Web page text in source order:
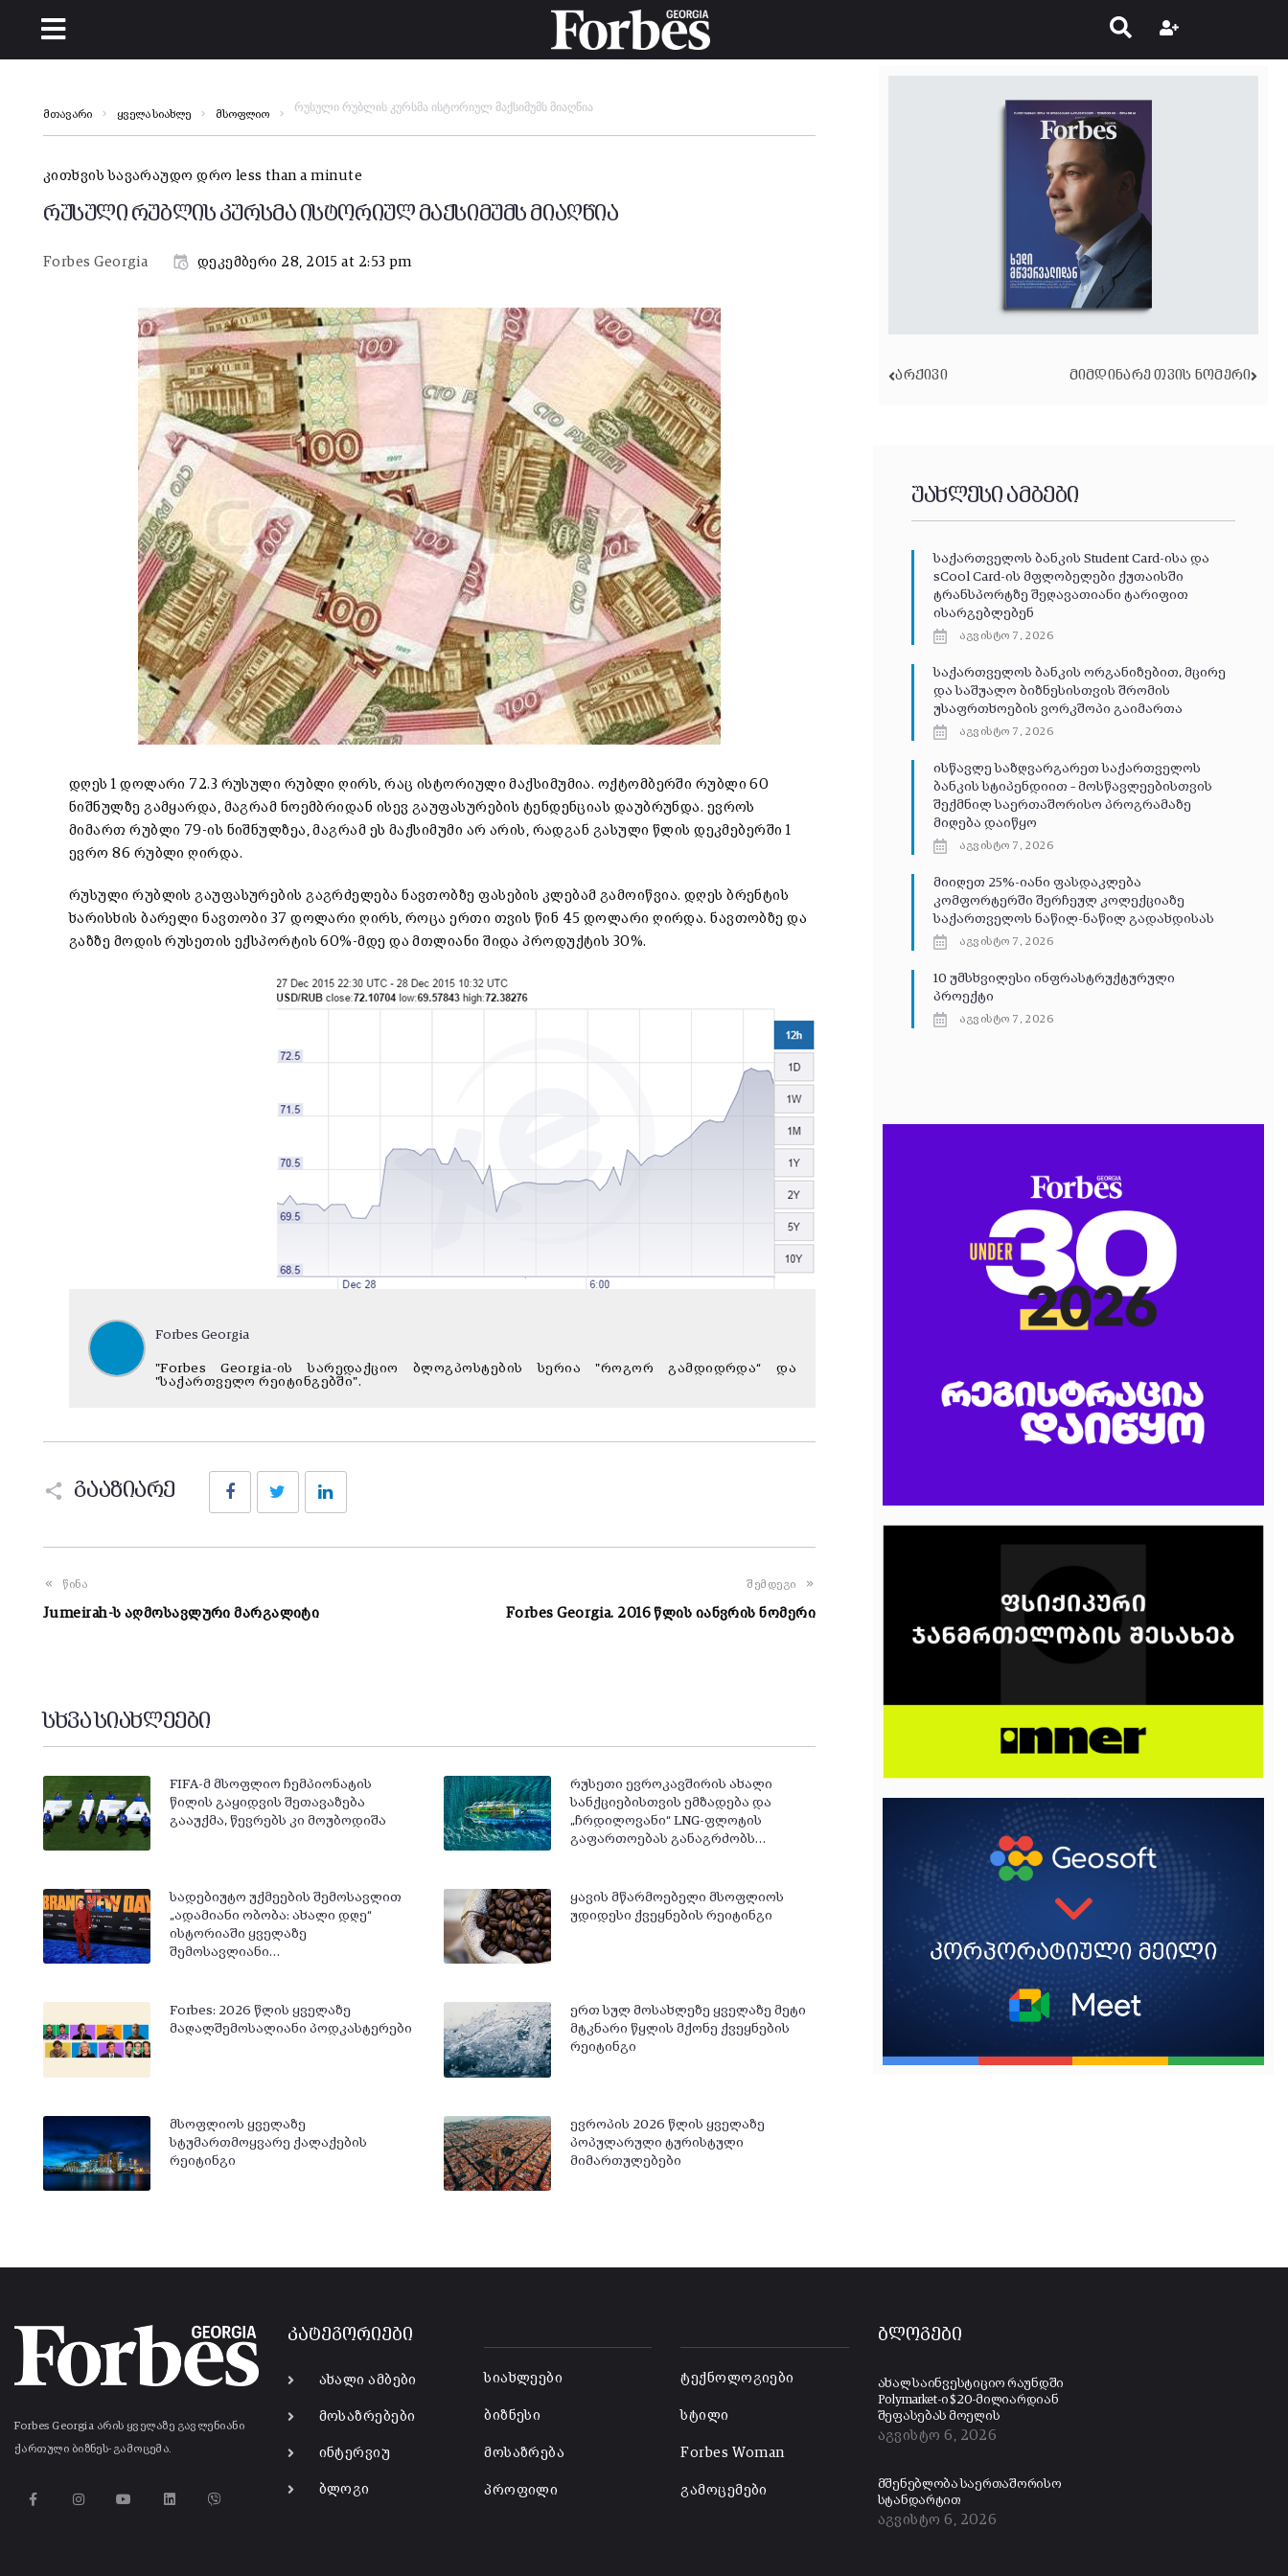
მთავარი ყველა სიახლე მსოფლიო
რუსული რუბლის კურსმა ისტორიულ მაქსიმუმს მიაღწია
კითხვის სავარაუდო დრო less than a minute
რუსული რუბლის კურსმა ისტორიულ მაქსიმუმს მიაღწია
Forbes Georgia დეკემბერი 28, 2015 at 2:53 pm
დღეს 1 დოლარი 72.3 რუსული რუბლი ღირს, რაც ისტორიული მაქსიმუმია. ოქტომბერში რუბლი 60
ნიშნულზე გამყარდა, მაგრამ ნოემბრიდან ისევ გაუფასურების ტენდენციას დაუბრუნდა. ევროს
მიმართ რუბლი 79-ის ნიშნულზეა, მაგრამ ეს მაქსიმუმი არ არის, რადგან გასული წლის დეკმებერში 1
ევრო 86 რუბლი ღირდა.
რუსული რუბლის გაუფასურების გაგრძელება ნავთობზე ფასების კლებამ გამოიწვია. დღეს ბრენტის
ხარისხის ბარელი ნავთობი 37 დოლარი ღირს, როცა ერთი თვის წინ 45 დოლარი ღირდა. ნავთობზე და
გაზზე მოდის რუსეთის ექსპორტის 60%-მდე და მთლიანი შიდა პროდუქტის 30%.
Forbes Georgia
"Forbes Georgia-ის სარედაქციო ბლოგპოსტების სერია "როგორ გამდიდრდა“ და
"საქართველო რეიტინგებში".
გააზიარე
FacebookTwitter
წინა
Jumeirah-ს აღმოსავლური მარგალიტი
შემდეგი
Forbes Georgia. 2016 წლის იანვრის ნომერი
სხვა სიახლეები
FIFA-მ მსოფლიო ჩემპიონატის
წილის გაყიდვის შეთავაზება
გააუქმა, წევრებს კი მოუბოდიშა
რუსეთი ევროკავშირის ახალი
სანქციებისთვის ემზადება და
„ჩრდილოვანი“ LNG-ფლოტის
გაფართოებას განაგრძობს…
სადებიუტო უქმეების შემოსავლით
„ადამიანი ობობა: ახალი დღე“
ისტორიაში ყველაზე
შემოსავლიანი…
ყავის მწარმოებელი მსოფლიოს
უდიდესი ქვეყნების რეიტინგი
Forbes: 2026 წლის ყველაზე
მაღალშემოსალიანი პოდკასტერები
ერთ სულ მოსახლეზე ყველაზე მეტი
მტკნარი წყლის მქონე ქვეყნების
რეიტინგი
მსოფლიოს ყველაზე
სტუმართმოყვარე ქალაქების
რეიტინგი
ევროპის 2026 წლის ყველაზე
პოპულარული ტურისტული
მიმართულებები
ᲐᲠᲥᲘᲕᲘ ᲛᲘᲛᲓᲘᲜᲐᲠᲔ ᲗᲕᲘᲡ ᲜᲝᲛᲔᲠᲘ
უახლესი ამბები
საქართველოს ბანკის Student Card-ისა და
sCool Card-ის მფლობელები ქუთაისში
ტრანსპორტზე შეღავათიანი ტარიფით
ისარგებლებენ
აგვისტო 7, 2026
საქართველოს ბანკის ორგანიზებით, მცირე
და საშუალო ბიზნესისთვის შრომის
უსაფრთხოების ვორკშოპი გაიმართა
აგვისტო 7, 2026
ისწავლე საზღვარგარეთ საქართველოს
ბანკის სტიპენდიით – მოსწავლეებისთვის
შექმნილ საერთაშორისო პროგრამაზე
მიღება დაიწყო
აგვისტო 7, 2026
მიიღეთ 25%-იანი ფასდაკლება
კომფორტერში შერჩეულ კოლექციაზე
საქართველოს ნაწილ-ნაწილ გადახდისას
აგვისტო 7, 2026
10 უმსხვილესი ინფრასტრუქტურული
პროექტი
აგვისტო 7, 2026
Forbes Georgia არის ყველაზე გავლენიანი
ქართული ბიზნეს-გამოცემა.
კატეგორიები
ახალი ამბები
მოსაზრებები
ინტერვიუ
ბლოგი
სიახლეები
ბიზნესი
მოსაზრება
პროფილი
ტექნოლოგიები
სტილი
Forbes Woman
გამოცემები
ბლოგები
ახალ საინვესტიციო რაუნდში
Polymarket-ი $20-მილიარდიან
შეფასებას მოელის
აგვისტო 6, 2026
მშენებლობა საერთაშორისო
სტანდარტით
აგვისტო 6, 2026